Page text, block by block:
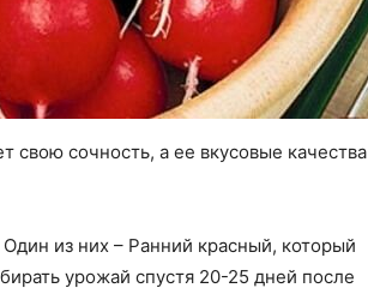
свою сочность, а ее вкусовые качества
из них – Ранний красный, который
урожай спустя 20-25 дней после